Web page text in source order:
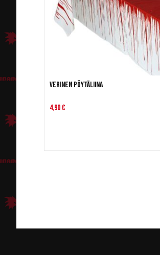
Verinen pöytäliina
4,90 €